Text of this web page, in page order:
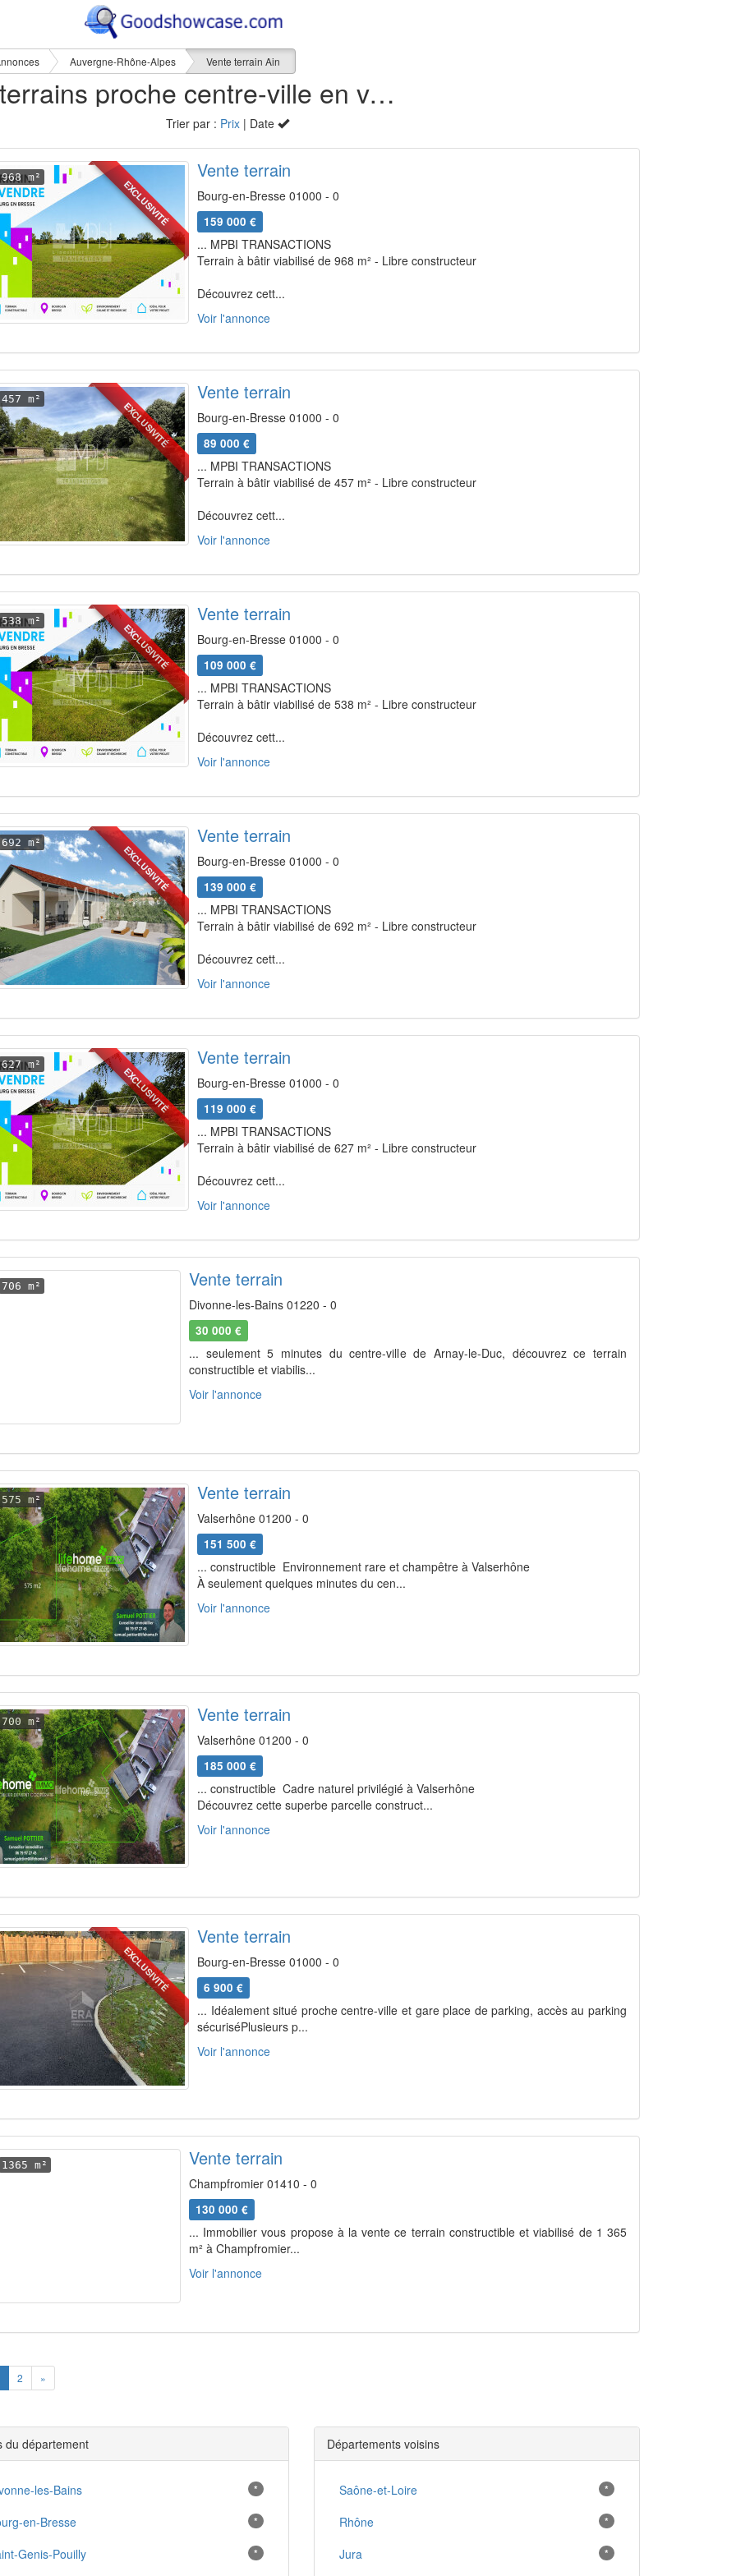
Auvergne-Rhône-Alpes Vente terrain Ain
20 terrains proche centre-ville en vente dans l'Ain (01)
Trier par : Prix| Date
EXCLUSIVITÉ
968 m² Vente terrain
Bourg-en-Bresse 01000 - 0
159 000 €
... MPBI TRANSACTIONS
Terrain à bâtir viabilisé de 968 m² - Libre constructeur
Découvrez cett...
Voir l'annonce
EXCLUSIVITÉ
457 m² Vente terrain
Bourg-en-Bresse 01000 - 0
89 000 €
... MPBI TRANSACTIONS
Terrain à bâtir viabilisé de 457 m² - Libre constructeur
Découvrez cett...
Voir l'annonce
EXCLUSIVITÉ
538 m² Vente terrain
Bourg-en-Bresse 01000 - 0
109 000 €
... MPBI TRANSACTIONS
Terrain à bâtir viabilisé de 538 m² - Libre constructeur
Découvrez cett...
Voir l'annonce
EXCLUSIVITÉ
692 m² Vente terrain
Bourg-en-Bresse 01000 - 0
139 000 €
... MPBI TRANSACTIONS
Terrain à bâtir viabilisé de 692 m² - Libre constructeur
Découvrez cett...
Voir l'annonce
EXCLUSIVITÉ
627 m² Vente terrain
Bourg-en-Bresse 01000 - 0
119 000 €
... MPBI TRANSACTIONS
Terrain à bâtir viabilisé de 627 m² - Libre constructeur
Découvrez cett...
Voir l'annonce
706 m² Vente terrain
Divonne-les-Bains 01220 - 0
30 000 €
... seulement 5 minutes du centre-ville de Arnay-le-Duc, découvrez ce terrain
constructible et viabilis...
Voir l'annonce
575 m² Vente terrain
Valserhône 01200 - 0
151 500 €
... constructible  Environnement rare et champêtre à Valserhône
À seulement quelques minutes du cen...
Voir l'annonce
700 m² Vente terrain
Valserhône 01200 - 0
185 000 €
... constructible  Cadre naturel privilégié à Valserhône
Découvrez cette superbe parcelle construct...
Voir l'annonce
EXCLUSIVITÉ
Vente terrain
Bourg-en-Bresse 01000 - 0
6 900 €
... Idéalement situé proche centre-ville et gare place de parking, accès au parking
sécuriséPlusieurs p...
Voir l'annonce
1365 m² Vente terrain
Champfromier 01410 - 0
130 000 €
... Immobilier vous propose à la vente ce terrain constructible et viabilisé de 1 365
m² à Champfromier...
Voir l'annonce
2 »
du département
les-Bains *
en-Bresse *
Genis-Pouilly *
Départements voisins
Saône-et-Loire *
Rhône *
Jura *